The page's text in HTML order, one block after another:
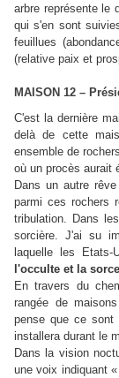
arbre représente le
qui s'en sont
feuillues
(relative paix et
MAISON 12 –
C'est la dernière
delà de cette
ensemble de
où un procès aurait
Dans un autre
parmi ces rochers
tribulation. Dans
sorcière. J'ai su
laquelle les
l'occulte et la
En travers du
rangée de
pense que ce sont
installera durant le
Dans la vision
une voix indiquant